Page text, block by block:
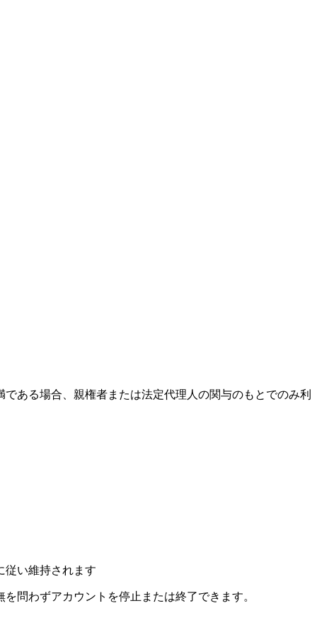
ある場合、親権者または法定代理人の関与のもとでのみ利
従い維持されます
問わずアカウントを停止または終了できます。